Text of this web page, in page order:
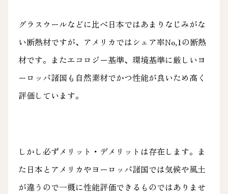
グラスウールなどに比べ日本ではあまりなじみがな
い断熱材ですが、アメリカではシェア率No,1の断熱
材です。またエコロジー基準、環境基準に厳しいヨ
ーロッパ諸国も自然素材でかつ性能が良いため高く
評価しています。
しかし必ずメリット・デメリットは存在します。ま
た日本とアメリカやヨーロッパ諸国では気候や風土
が違うので一概に性能評価できるものではありませ